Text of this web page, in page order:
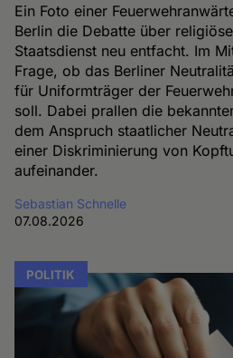
Ein Foto einer
Berlin die Debatte über
Staatsdienst neu entfacht. Im
Frage, ob das Berliner
für Uniformträger der
soll. Dabei prallen die
dem Anspruch staatlicher
einer Diskriminierung von
aufeinander.
Sebastian Schnelle
07.08.2026
POLITIK